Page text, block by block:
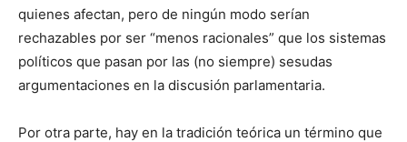
quienes afectan, pero de ningún modo serían
rechazables por ser “menos racionales” que los sistemas
políticos que pasan por las (no siempre) sesudas
argumentaciones en la discusión parlamentaria.
Por otra parte, hay en la tradición teórica un término que